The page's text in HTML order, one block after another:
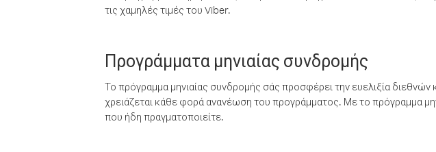
τις χαμηλές τιμές του Viber.
Προγράμματα μηνιαίας συνδρομής
Το πρόγραμμα μηνιαίας συνδρομής σάς προσφέρει την ευελιξία
χρειάζεται κάθε φορά ανανέωση του προγράμματος. Με το πρόγραμμα
που ήδη πραγματοποιείτε.